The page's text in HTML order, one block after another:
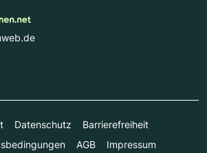
Datenschutz
Barrierefreiheit
AGB Impressum